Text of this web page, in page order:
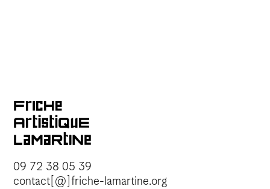
09 72 38 05 39
contact[@]friche-lamartine.org